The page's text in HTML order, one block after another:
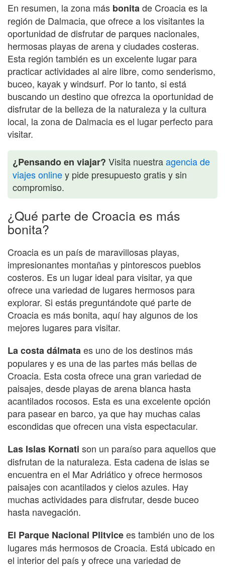
En resumen, la zona más bonitade Croacia es la
región de Dalmacia, que ofrece a los visitantes la
oportunidad de disfrutar de parques nacionales,
hermosas playas de arena y ciudades costeras.
Esta región también es un excelente lugar para
practicar actividades al aire libre, como senderismo,
buceo, kayak y windsurf. Por lo tanto, si está
buscando un destino que ofrezca la oportunidad de
disfrutar de la belleza de la naturaleza y la cultura
local, la zona de Dalmacia es el lugar perfecto para
visitar.
¿Pensando en viajar? Visita nuestraagencia de
viajes onliney pide presupuesto gratis y sin
compromiso.
¿Qué parte de Croacia es más
bonita?
Croacia es un país de maravillosas playas,
impresionantes montañas y pintorescos pueblos
costeros. Es un lugar ideal para visitar, ya que
ofrece una variedad de lugares hermosos para
explorar. Si estás preguntándote qué parte de
Croacia es más bonita, aquí hay algunos de los
mejores lugares para visitar.
La costa dálmataes uno de los destinos más
populares y es una de las partes más bellas de
Croacia. Esta costa ofrece una gran variedad de
paisajes, desde playas de arena blanca hasta
acantilados rocosos. Esta es una excelente opción
para pasear en barco, ya que hay muchas calas
escondidas que ofrecen una vista espectacular.
Las Islas Kornati son un paraíso para aquellos que
disfrutan de la naturaleza. Esta cadena de islas se
encuentra en el Mar Adriático y ofrece hermosos
paisajes con acantilados y cielos azules. Hay
muchas actividades para disfrutar, desde buceo
hasta navegación.
El Parque Nacional Plitvicees también uno de los
lugares más hermosos de Croacia. Está ubicado en
el interior del país y ofrece una variedad de